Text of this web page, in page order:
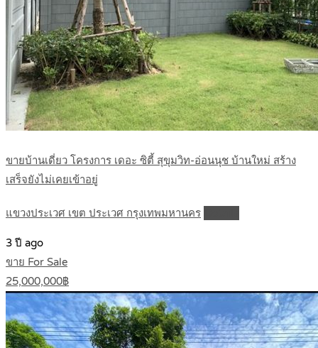
ขายบ้านเดี่ยว โครงการ เดอะ ซิตี้ สุขุมวิท-อ่อนนุช บ้านใหม่ สร้าง
เสร็จยังไม่เคยเข้าอยู่
แขวงประเวศ เขต ประเวศ กรุงเทพมหานคร
3 ปี ago
ขาย For Sale
25,000,000฿